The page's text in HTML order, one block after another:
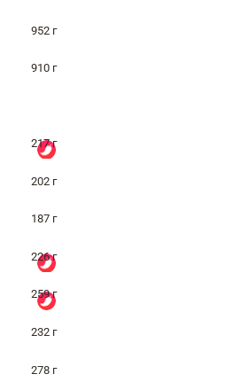
952 г
910 г
217 г
202 г
187 г
226 г
259 г
232 г
278 г